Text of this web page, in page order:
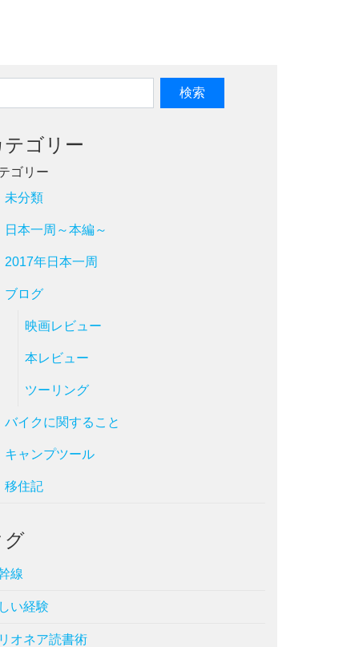
テゴリー
ゴリー
未分類
日本一周～本編～
2017年日本一周
ブログ
映画レビュー
本レビュー
ツーリング
バイクに関すること
キャンプツール
移住記
グ
線
い経験
オネア読書術